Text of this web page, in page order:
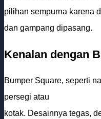
pilihan sempurna karena
dan gampang dipasang.
Kenalan dengan
Bumper Square, seperti
persegi atau
kotak. Desainnya tegas,